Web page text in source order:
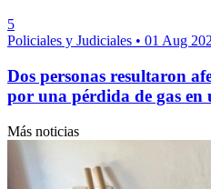
5
Policiales y Judiciales • 01 Aug
Dos personas resultaron
por una pérdida de gas
Más noticias